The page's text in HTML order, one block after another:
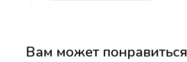
Вам может понравиться